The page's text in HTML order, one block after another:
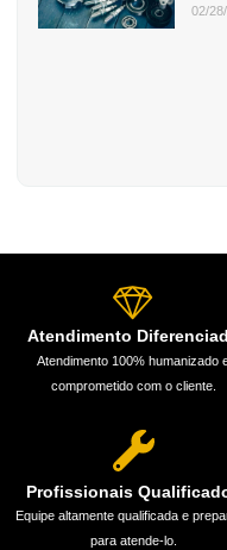
02/
Atendimento
Atendimento 100% humanizado
comprometido com o cliente.
Profissionais
Equipe altamente qualificada e
para atende-lo.